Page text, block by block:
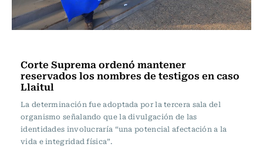
Corte Suprema ordenó mantener
reservados los nombres de testigos en caso
Llaitul
La determinación fue adoptada por la tercera sala del
organismo señalando que la divulgación de las
identidades involucraría “una potencial afectación a la
vida e integridad física”.